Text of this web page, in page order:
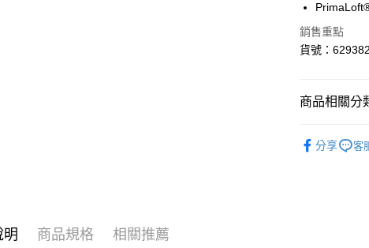
運送方式
每筆NT$150
銷售重點
貨號：
商品相關分
分享 客
明 商品規格 相關推薦